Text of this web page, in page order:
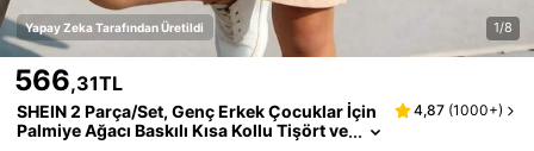
Yapay Zeka Tarafından Üretildi 1/8
566,31TL
SHEIN 2 Parça/Set, Genç Erkek Çocuklar İçin
Palmiye Ağacı Baskılı Kısa Kollu Tişört ve
4,87 (1000+)